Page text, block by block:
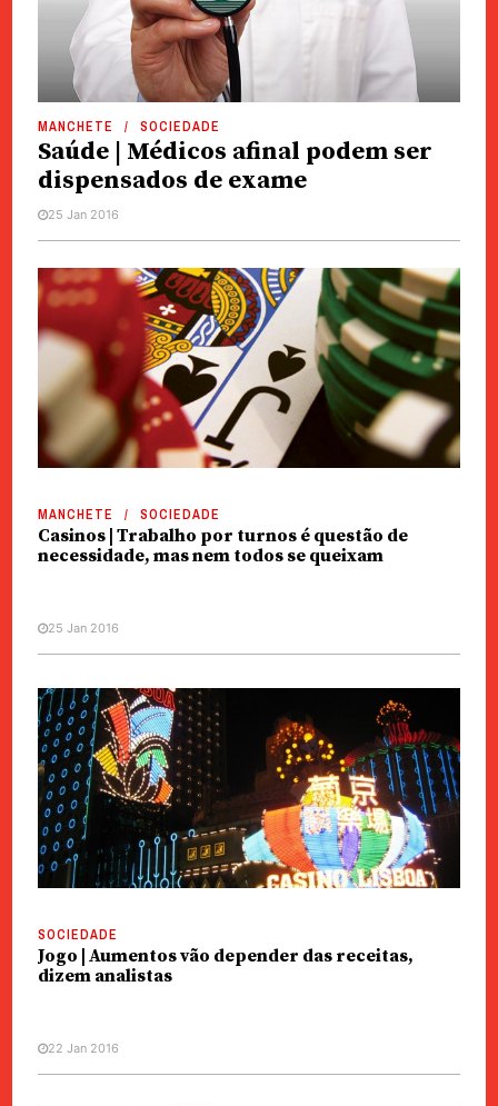
MANCHETE SOCIEDADE
Saúde | Médicos afinal podem ser
dispensados de exame
25 Jan 2016
MANCHETE SOCIEDADE
Casinos | Trabalho por turnos é questão de
necessidade, mas nem todos se queixam
25 Jan 2016
SOCIEDADE
Jogo | Aumentos vão depender das receitas,
dizem analistas
22 Jan 2016